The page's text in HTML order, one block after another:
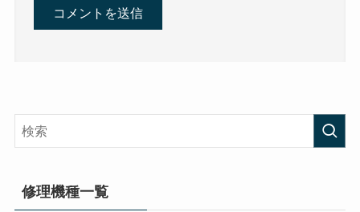
修理機種一覧